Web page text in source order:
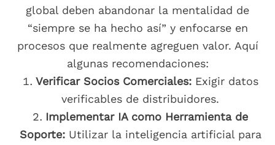
global deben abandonar la mentalidad de
“siempre se ha hecho así” y enfocarse en
procesos que realmente agreguen valor. Aquí
algunas recomendaciones:
Verificar Socios Comerciales:Exigir datos
verificables de distribuidores.
Implementar IA como Herramienta de
Soporte:Utilizar la inteligencia artificial para